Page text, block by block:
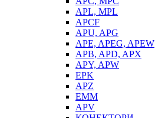
APL, MPL
APCF
APU, APG
APE, APEG, APEW
APB, APD, APX
APY, APW
EPK
APZ
EMM
APV